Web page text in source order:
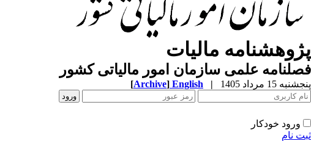
پژوهشنامه مالیات
فصلنامه علمی سازمان امور مالیاتی کشور
پنجشنبه 15 مرداد 1405 |
English
[Archive]
ورود خودکار
ثبت نام